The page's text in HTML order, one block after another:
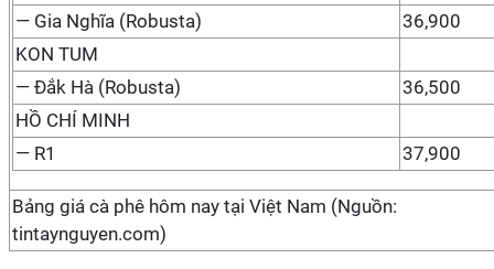
— Gia Nghĩa (Robusta)
36,900
KON TUM
— Đắk Hà (Robusta)
36,500
HỒ CHÍ MINH
— R1
37,900
Bảng giá cà phê hôm nay tại Việt Nam (Nguồn:
tintaynguyen.com)